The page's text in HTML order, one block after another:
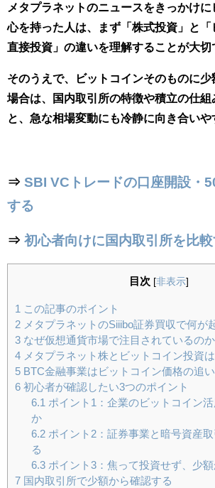
メタプラネットのニュースをきっかけ
心を持った人は、まず「株式投資」と
直接投資」の違いを理解することが大切
そのうえで、ビットコインそのものに
場合は、国内取引所の特徴や積立の仕組
と、急な相場変動にも冷静に向き合いや
⇒ SBI VCトレードの口座開設・
する
⇒ 初心者向けに国内取引所を比較
目次 [非表示]
1
この記事のポイント
2 メタプラネットのSiiibo証券買収で何が
3 なぜ仮想通貨市場で注目されているのか
4 メタプラネット株とビットコイン投資
5 BTC金融事業はビットコイン価格の追
6 初心者が確認したい3つのポイント
6.1 ポイント1：企業のビットコイン
か
6.2ポイント2：証券事業と暗号資産取
る
6.3ポイント3：焦って投資せず、少額
7 国内取引所で少額から確認する